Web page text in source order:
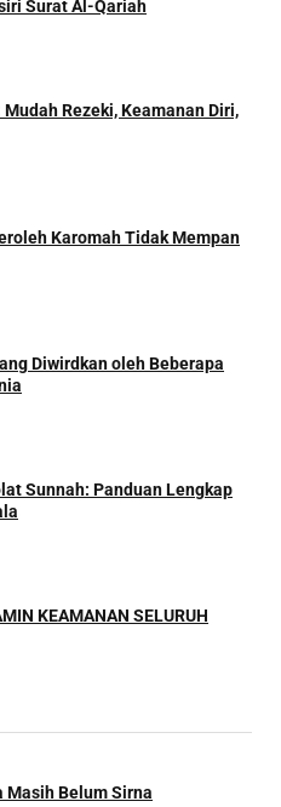
Surat Al-Qariah
Rezeki, Keamanan Diri,
Karomah Tidak Mempan
Diwirdkan oleh Beberapa
Sunnah: Panduan Lengkap
KEAMANAN SELURUH
Masih Belum Sirna